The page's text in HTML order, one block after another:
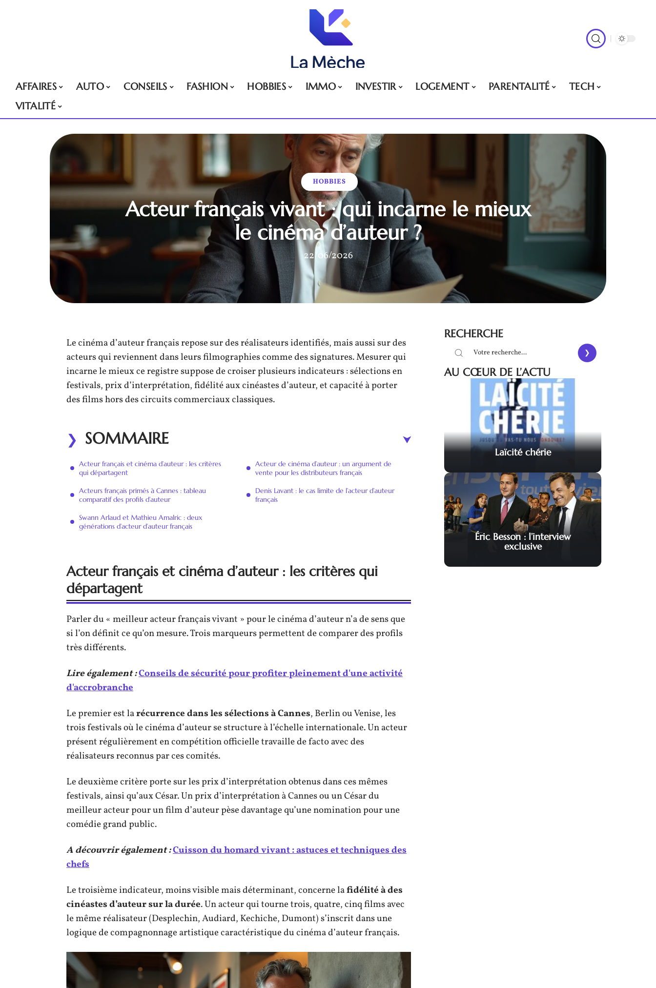
AFFAIRES AUTO CONSEILS FASHION HOBBIES IMMO INVESTIR LOGEMENT PARENTALITÉ
TECH
VITALITÉ
HOBBIES
Acteur français vivant : qui incarne le mieux
le cinéma d’auteur ?
22/06/2026
Le cinéma d’auteur français repose sur des réalisateurs identifiés, mais aussi sur des
acteurs qui reviennent dans leurs filmographies comme des signatures. Mesurer qui
incarne le mieux ce registre suppose de croiser plusieurs indicateurs : sélections en
festivals, prix d’interprétation, fidélité aux cinéastes d’auteur, et capacité à porter
des films hors des circuits commerciaux classiques.
SOMMAIRE
Acteur français et cinéma d’auteur : les critères
qui départagent
Acteurs français primés à Cannes : tableau
comparatif des profils d’auteur
Swann Arlaud et Mathieu Amalric : deux
générations d’acteur d’auteur français
Acteur de cinéma d’auteur : un argument de
vente pour les distributeurs français
Denis Lavant : le cas limite de l’acteur d’auteur
français
Acteur français et cinéma d’auteur : les critères qui
départagent
Parler du « meilleur acteur français vivant » pour le cinéma d’auteur n’a de sens que
si l’on définit ce qu’on mesure. Trois marqueurs permettent de comparer des profils
très différents.
Lire également :Conseils de sécurité pour profiter pleinement d'une activité
d'accrobranche
Le premier est larécurrence dans les sélections à Cannes, Berlin ou Venise, les
trois festivals où le cinéma d’auteur se structure à l’échelle internationale. Un acteur
présent régulièrement en compétition officielle travaille de facto avec des
réalisateurs reconnus par ces comités.
Le deuxième critère porte sur les prix d’interprétation obtenus dans ces mêmes
festivals, ainsi qu’aux César. Un prix d’interprétation à Cannes ou un César du
meilleur acteur pour un film d’auteur pèse davantage qu’une nomination pour une
comédie grand public.
A découvrir également :Cuisson du homard vivant : astuces et techniques des
chefs
Le troisième indicateur, moins visible mais déterminant, concerne lafidélité à des
cinéastes d’auteur sur la durée. Un acteur qui tourne trois, quatre, cinq films avec
le même réalisateur (Desplechin, Audiard, Kechiche, Dumont) s’inscrit dans une
logique de compagnonnage artistique caractéristique du cinéma d’auteur français.
RECHERCHE
AU CŒUR DE L’ACTU
Laïcité chérie
Éric Besson : l’interview
exclusive